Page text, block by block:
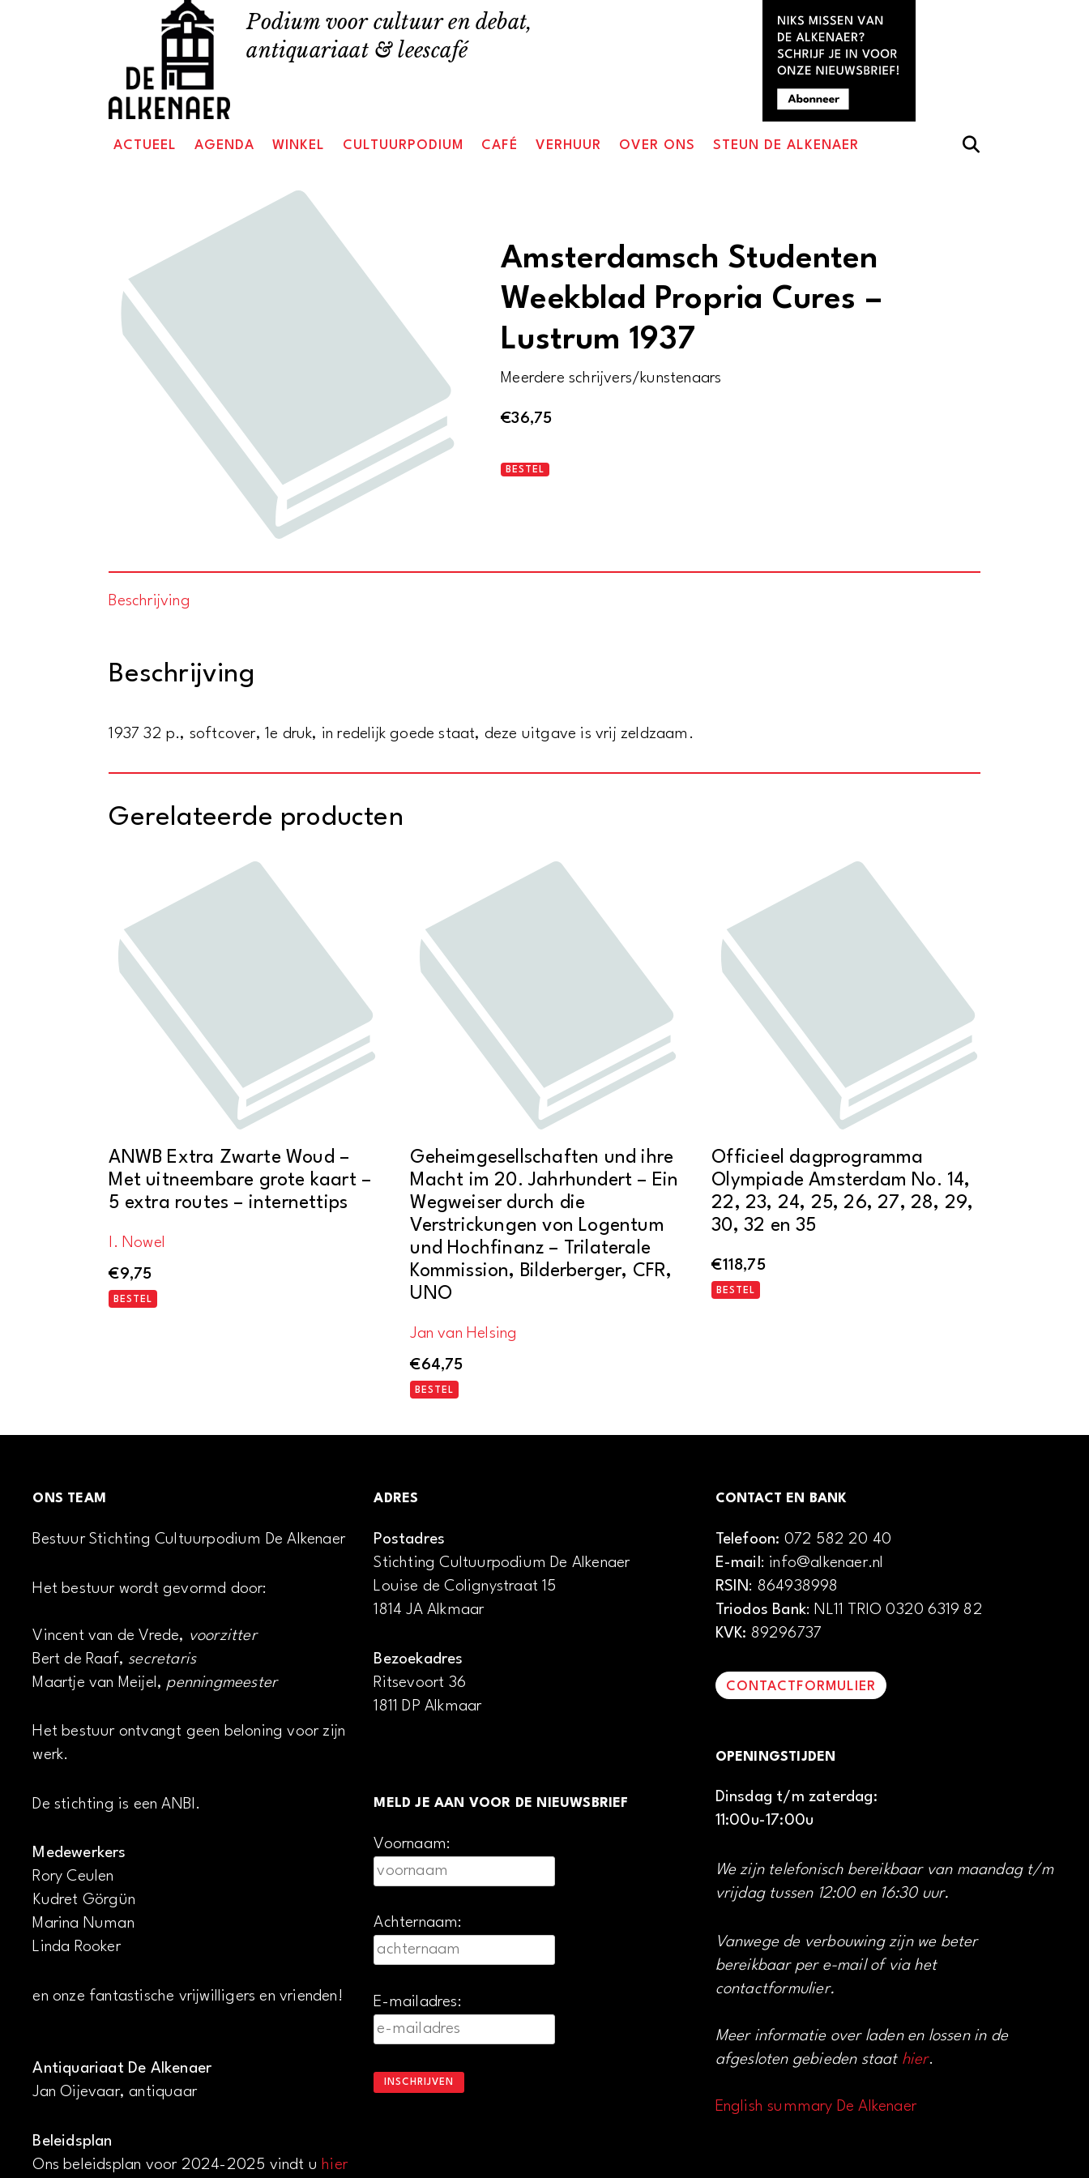
Podium voor cultuur en debat,
antiquariaat & leescafé
ACTUEEL AGENDA WINKEL CULTUURPODIUM CAFÉ VERHUUR OVER ONS STEUN DE ALKENAER
Amsterdamsch Studenten
Weekblad Propria Cures –
Lustrum 1937
Meerdere schrijvers/kunstenaars
€36,75
Amsterdamsch
BESTEL
Beschrijving
Beschrijving
1937 32 p., softcover, 1e druk, in redelijk goede staat, deze uitgave is vrij zeldzaam.
Gerelateerde producten
ANWB Extra Zwarte Woud –
Met uitneembare grote kaart –
5 extra routes – internettips
I. Nowel
€9,75
BESTEL
Geheimgesellschaften und ihre
Macht im 20. Jahrhundert – Ein
Wegweiser durch die
Verstrickungen von Logentum
und Hochfinanz – Trilaterale
Kommission, Bilderberger, CFR,
UNO
Jan van Helsing
€64,75
BESTEL
Officieel dagprogramma
Olympiade Amsterdam No. 14,
22, 23, 24, 25, 26, 27, 28, 29,
30, 32 en 35
€118,75
BESTEL
ONS TEAM
Bestuur Stichting Cultuurpodium De Alkenaer
Het bestuur wordt gevormd door:
Vincent van de Vrede, voorzitter
Bert de Raaf, secretaris
Maartje van Meijel, penningmeester
Het bestuur ontvangt geen beloning voor zijn
werk.
De stichting is een ANBI.
Medewerkers
Rory Ceulen
Kudret Görgün
Marina Numan
Linda Rooker
en onze fantastische vrijwilligers en vrienden!
Antiquariaat De Alkenaer
Jan Oijevaar, antiquaar
Beleidsplan
Ons beleidsplan voor 2024-2025 vindt u hier
ADRES
Postadres
Stichting Cultuurpodium De Alkenaer
Louise de Colignystraat 15
1814 JA Alkmaar
Bezoekadres
Ritsevoort 36
1811 DP Alkmaar
MELD JE AAN VOOR DE NIEUWSBRIEF
Voornaam:
Achternaam:
E-mailadres:
CONTACT EN BANK
Telefoon: 072 582 20 40
E-mail: info@alkenaer.nl
RSIN: 864938998
Triodos Bank: NL11 TRIO 0320 6319 82
KVK: 89296737
CONTACTFORMULIER
OPENINGSTIJDEN
Dinsdag t/m zaterdag:
11:00u-17:00u
We zijn telefonisch bereikbaar van maandag t/m
vrijdag tussen 12:00 en 16:30 uur.
Vanwege de verbouwing zijn we beter
bereikbaar per e-mail of via het
contactformulier.
Meer informatie over laden en lossen in de
afgesloten gebieden staat hier.
English summary De Alkenaer